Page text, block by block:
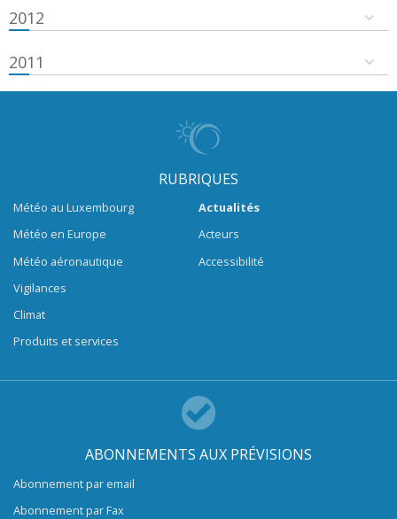
2012
2011
RUBRIQUES
Météo au Luxembourg
Météo en Europe
Météo aéronautique
Vigilances
Climat
Produits et services
Actualités
Acteurs
Accessibilité
ABONNEMENTS AUX PRÉVISIONS
Abonnement par email
Abonnement par Fax